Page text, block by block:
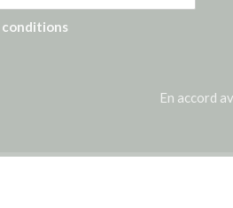
conditions
En accord